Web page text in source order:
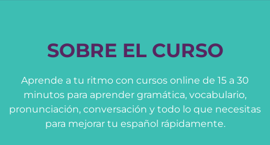
SOBRE EL CURSO
Aprende a tu ritmo con cursos online de 15 a 30
minutos para aprender gramática, vocabulario,
pronunciación, conversación y todo lo que necesitas
para mejorar tu español rápidamente.